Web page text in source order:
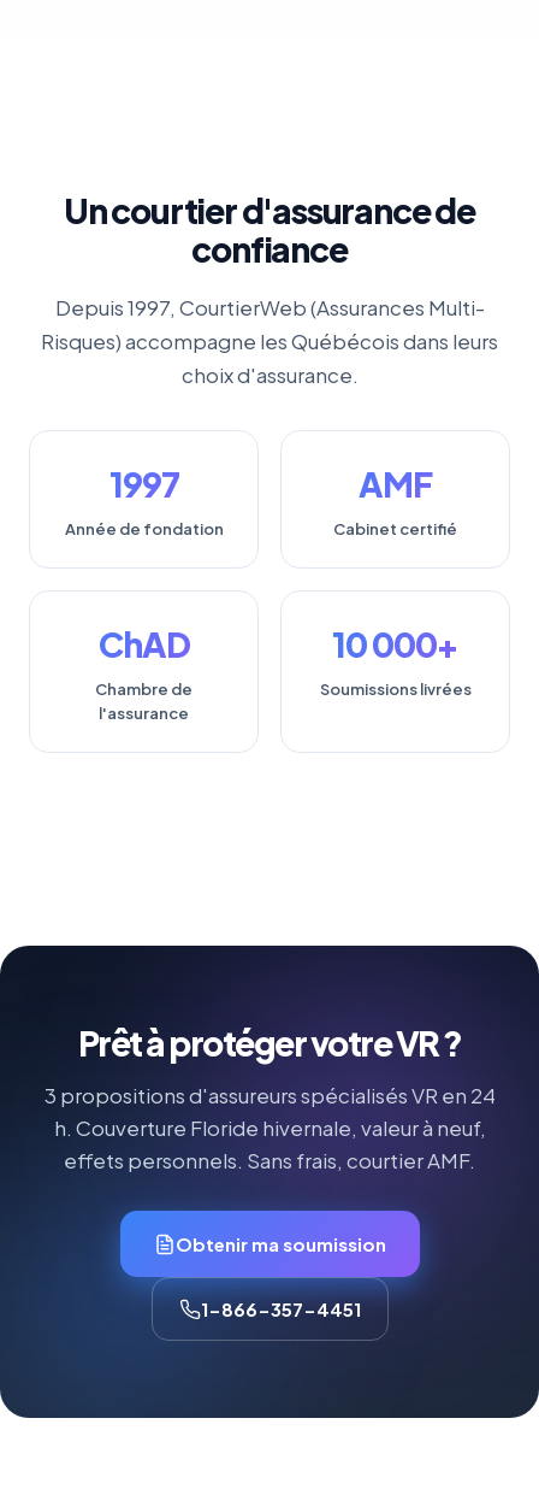
Un courtier d'assurance de
confiance
Depuis 1997, CourtierWeb (Assurances Multi-
Risques) accompagne les Québécois dans leurs
choix d'assurance.
1997
Année de fondation
AMF
Cabinet certifié
ChAD
Chambre de
l'assurance
10 000+
Soumissions livrées
Prêt à protéger votre VR ?
3 propositions d'assureurs spécialisés VR en 24
h. Couverture Floride hivernale, valeur à neuf,
effets personnels. Sans frais, courtier AMF.
Obtenir ma soumission
1-866-357-4451